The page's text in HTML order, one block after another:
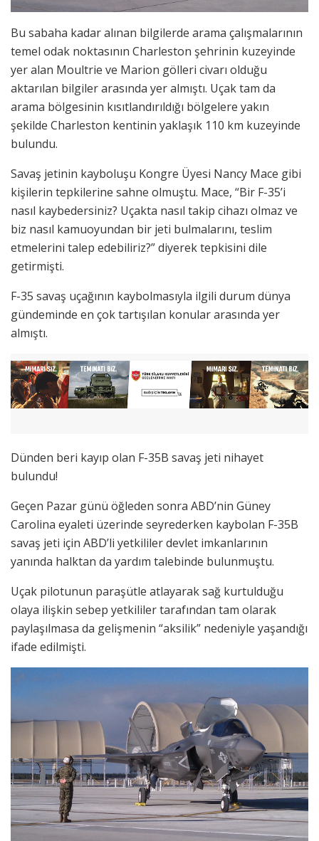
Bu sabaha kadar alınan bilgilerde arama çalışmalarının
temel odak noktasının Charleston şehrinin kuzeyinde
yer alan Moultrie ve Marion gölleri civarı olduğu
aktarılan bilgiler arasında yer almıştı. Uçak tam da
arama bölgesinin kısıtlandırıldığı bölgelere yakın
şekilde Charleston kentinin yaklaşık 110 km kuzeyinde
bulundu.
Savaş jetinin kayboluşu Kongre Üyesi Nancy Mace gibi
kişilerin tepkilerine sahne olmuştu. Mace, “Bir F-35’i
nasıl kaybedersiniz? Uçakta nasıl takip cihazı olmaz ve
biz nasıl kamuoyundan bir jeti bulmalarını, teslim
etmelerini talep edebiliriz?” diyerek tepkisini dile
getirmişti.
F-35 savaş uçağının kaybolmasıyla ilgili durum dünya
gündeminde en çok tartışılan konular arasında yer
almıştı.
Dünden beri kayıp olan F-35B savaş jeti nihayet
bulundu!
Geçen Pazar günü öğleden sonra ABD’nin Güney
Carolina eyaleti üzerinde seyrederken kaybolan F-35B
savaş jeti için ABD’li yetkililer devlet imkanlarının
yanında halktan da yardım talebinde bulunmuştu.
Uçak pilotunun paraşütle atlayarak sağ kurtulduğu
olaya ilişkin sebep yetkililer tarafından tam olarak
paylaşılmasa da gelişmenin “aksilik” nedeniyle yaşandığı
ifade edilmişti.